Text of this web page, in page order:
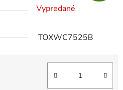
Vypredané
TOXWC7525B